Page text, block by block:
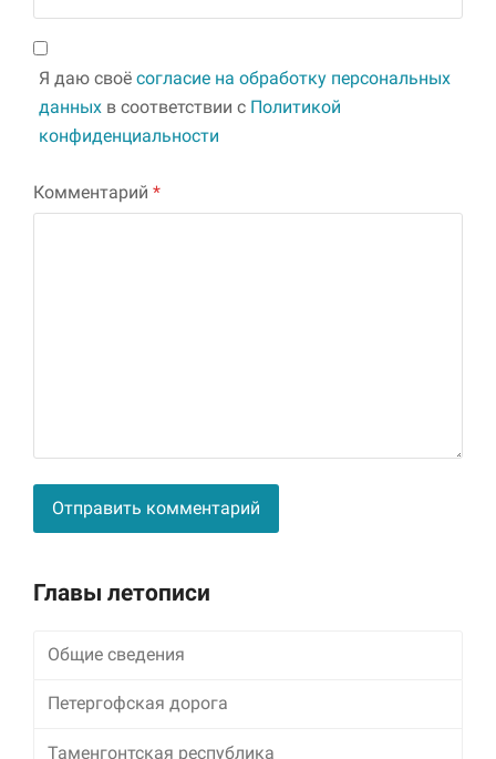
Я даю своё согласие на обработку персональных
данных в соответствии с Политикой
конфиденциальности
Комментарий *
Главы летописи
Общие сведения
Петергофская дорога
Таменгонтская республика